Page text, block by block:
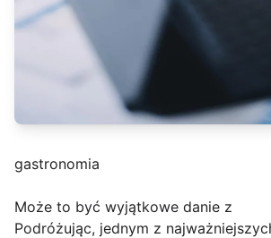
gastronomia
Może to być wyjątkowe danie z
Podróżując, jednym z